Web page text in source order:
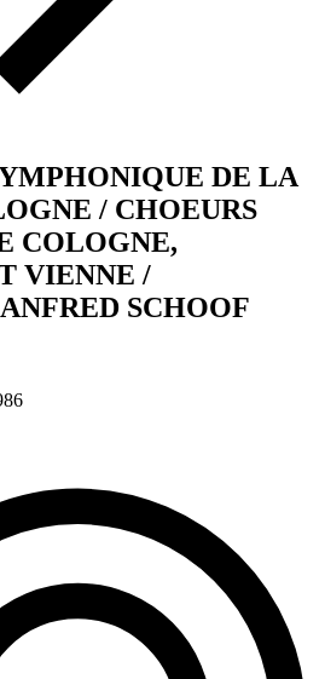
DE LA
/ CHOEURS
COLOGNE,
VIENNE /
SCHOOF